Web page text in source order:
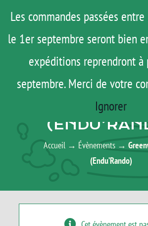
Les commandes passées
le 1er septembre seront bien
expéditions reprendront
septembre. Merci de votre
Ignorer
contenuROAD TRIP
ACTUS
TESTS
AGENDA
GREENWICH
Accueil→ Évènements→
(Endu’Rando)